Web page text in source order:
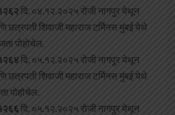
दि. ०४.१२.२०२५ रोजी नागपुर येथून
शिवाजी महाराज टर्मिनस मुंबई येथे
पोहोचेल.
दि. ०५.१२.२०२५ रोजी नागपुर येथून
शिवाजी महाराज टर्मिनस मुंबई येथे
पोहोचेल.
दि. ०५.१२.२०२५ रोजी नागपुर येथून